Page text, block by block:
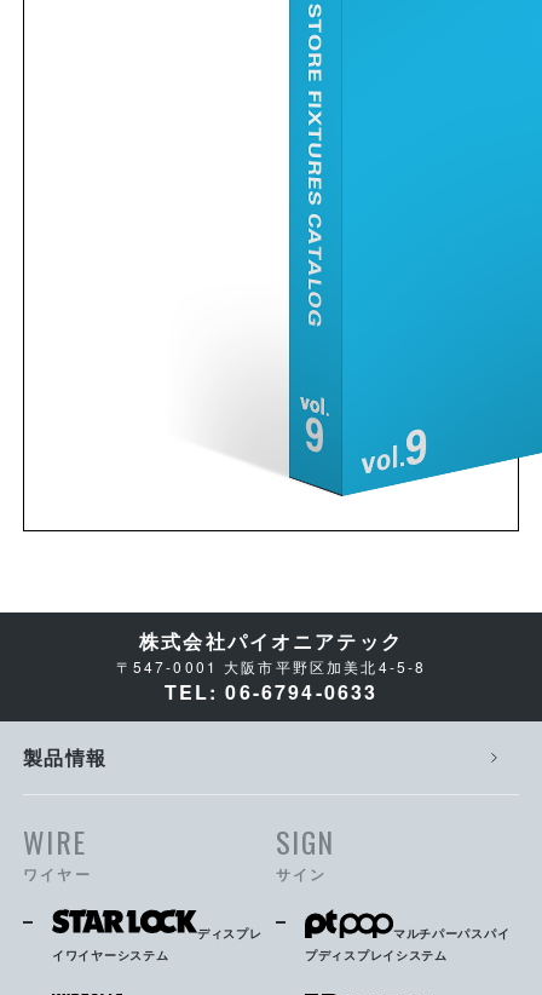
株式会社パイオニアテック
〒547-0001 大阪市平野区加美北4-5-8
TEL: 06-6794-0633
製品情報
WIRE
ワイヤー
ディスプレ
イワイヤーシステム
SIGN
サイン
マルチパーパスパイ
プディスプレイシステム